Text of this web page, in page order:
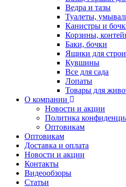
Ведра и тазы
Туалеты,
Канистры и
Корзины,
Баки, бочки
Ящики для
Кувшины
Все для сада
Лопаты
Товары для
О компании
Новости и акции
Политика
Оптовикам
Оптовикам
Доставка и оплата
Новости и акции
Контакты
Видеообзоры
Статьи